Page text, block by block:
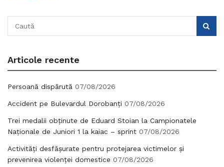
Articole recente
Persoană dispărută 07/08/2026
Accident pe Bulevardul Dorobanți 07/08/2026
Trei medalii obținute de Eduard Stoian la Campionatele
Naționale de Juniori 1 la kaiac – sprint 07/08/2026
Activități desfășurate pentru protejarea victimelor și
prevenirea violenței domestice 07/08/2026